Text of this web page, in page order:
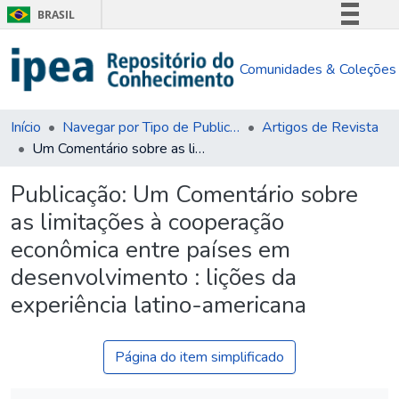
BRASIL
Comunica BR
Acesso à informação
Comunidades & Coleções
Início Navegar por Tipo de Publicação
Artigos de Revista
Um Comentário sobre as limitações à cooperação econômica entre países em desenvolvimento : lições da experiência latino-americana
Publicação: Um Comentário sobre
as limitações à cooperação
econômica entre países em
desenvolvimento : lições da
experiência latino-americana
Página do item simplificado